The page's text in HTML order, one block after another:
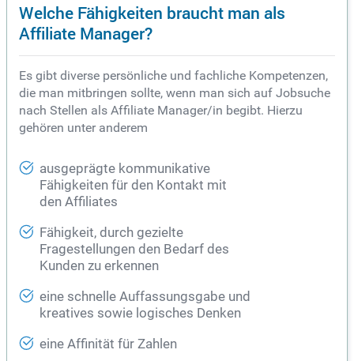
Welche Fähigkeiten braucht man als
Affiliate Manager?
Es gibt diverse persönliche und fachliche Kompetenzen,
die man mitbringen sollte, wenn man sich auf Jobsuche
nach Stellen als Affiliate Manager/in begibt. Hierzu
gehören unter anderem
ausgeprägte kommunikative
Fähigkeiten für den Kontakt mit
den Affiliates
Fähigkeit, durch gezielte
Fragestellungen den Bedarf des
Kunden zu erkennen
eine schnelle Auffassungsgabe und
kreatives sowie logisches Denken
eine Affinität für Zahlen